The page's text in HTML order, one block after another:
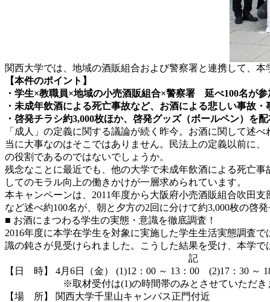
関西大学では、地域の酒販組合および警察署と連携して、
【本件のポイント】
・学生×教職員×地域の小売酒販組合×警察署 延べ100名が
・未成年飲酒による死亡事故など、お酒による悲しい事故
・啓発チラシ約3,000枚ほか、啓発グッズ（ボールペン）を
「成人」の定義に関する議論が続く昨今。お酒に関して述
当に大事なのはそこではありません。民法上の定義以前に
の役割であるのではないでしょうか。
残念なことに最近でも、他の大学で未成年飲酒による死亡
してのモラル向上の働きかけが一層求められています。
本キャンペーンは、2011年度から大阪府小売酒販組合吹田
など述べ約100名が、朝と夕方の2回に分けて約3,000枚の啓
■ お酒にまつわる学生の実態・意識を徹底調査！
2016年度に本学在学生を対象に実施した学生生活実態調査
識の鈍さが見受けられました。こうした結果を受け、本学
記
【日 時】 4月6日（金） (1)12：00 ～ 13：00 (2)17：30 ～
※取材受付は(1)の時間帯のみとさせていただきま
【場 所】 関西大学千里山キャンパス正門付近